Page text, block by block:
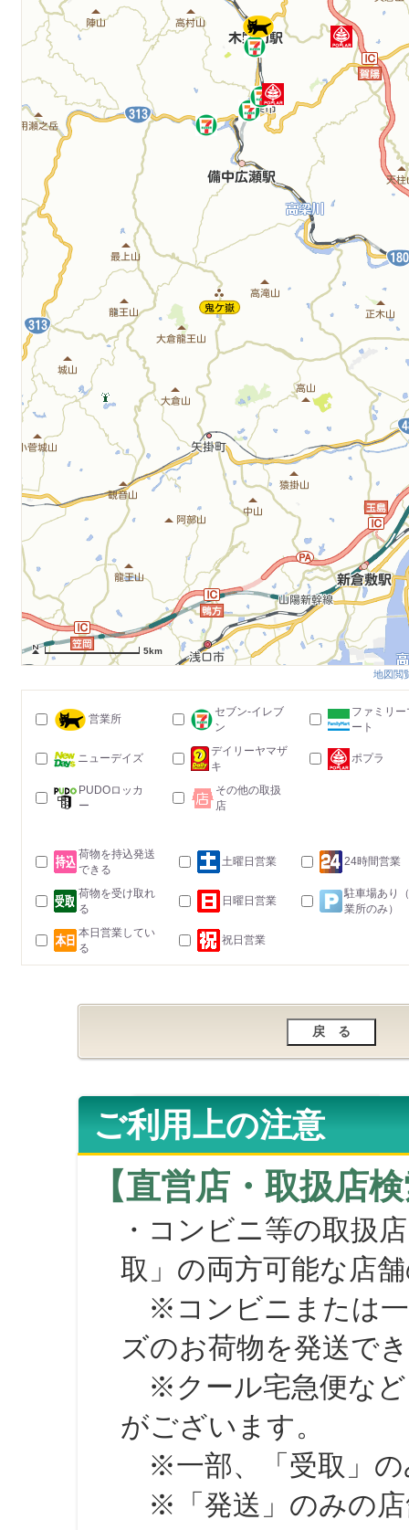
5km
地図閲
営業所
セブン-イレブ
ン
ファミリー
ート
ニューデイズ
デイリーヤマザ
キ
ポプラ
PUDOロッカ
ー
その他の取扱
店
荷物を持込発送
できる
土曜日営業 24時間営業
荷物を受け取れ
る
日曜日営業
駐車場あり
業所のみ）
本日営業してい
る
祝日営業
ご利用上の注意
【直営店・取扱店
・コンビニ等の取扱
取」の両方可能な店
※コンビニまたは一
ズのお荷物を発送で
※クール宅急便など
がございます。
※一部、「受取」の
※「発送」のみの店